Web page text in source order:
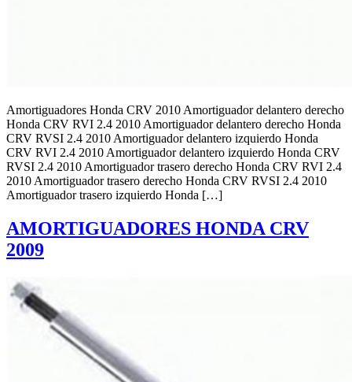
Amortiguadores Honda CRV 2010 Amortiguador delantero derecho
Honda CRV RVI 2.4 2010 Amortiguador delantero derecho Honda
CRV RVSI 2.4 2010 Amortiguador delantero izquierdo Honda
CRV RVI 2.4 2010 Amortiguador delantero izquierdo Honda CRV
RVSI 2.4 2010 Amortiguador trasero derecho Honda CRV RVI 2.4
2010 Amortiguador trasero derecho Honda CRV RVSI 2.4 2010
Amortiguador trasero izquierdo Honda […]
AMORTIGUADORES HONDA CRV
2009